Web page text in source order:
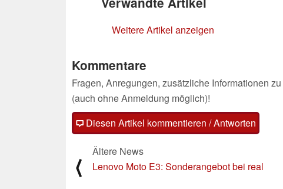
Weitere Artikel anzeigen
Kommentare
Fragen, Anregungen, zusätzliche Informationen
(auch ohne Anmeldung möglich)!
Diesen Artikel kommentieren / Antworten
⟨
Ältere News
Lenovo Moto E3: Sonderangebot bei real